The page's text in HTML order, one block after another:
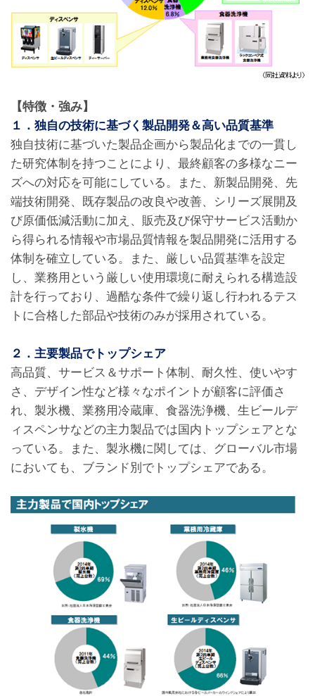
【特徴・強み】
１．独自の技術に基づく製品開発＆高い品質基準
独自技術に基づいた製品企画から製品化までの一貫し
た研究体制を持つことにより、最終顧客の多様なニー
ズへの対応を可能にしている。また、新製品開発、先
端技術開発、既存製品の改良や改善、シリーズ展開及
び原価低減活動に加え、販売及び保守サービス活動か
ら得られる情報や市場品質情報を製品開発に活用する
体制を確立している。また、厳しい品質基準を設定
し、業務用という厳しい使用環境に耐えられる構造設
計を行っており、過酷な条件で繰り返し行われるテス
トに合格した部品や技術のみが採用されている。
２．主要製品でトップシェア
高品質、サービス＆サポート体制、耐久性、使いやす
さ、デザイン性など様々なポイントが顧客に評価さ
れ、製氷機、業務用冷蔵庫、食器洗浄機、生ビールデ
ィスペンサなどの主力製品では国内トップシェアとな
っている。また、製氷機に関しては、グローバル市場
においても、ブランド別でトップシェアである。